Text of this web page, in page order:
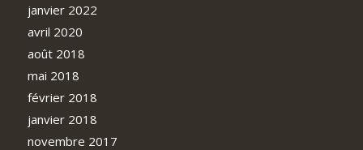
janvier 2022
avril 2020
août 2018
mai 2018
février 2018
janvier 2018
novembre 2017